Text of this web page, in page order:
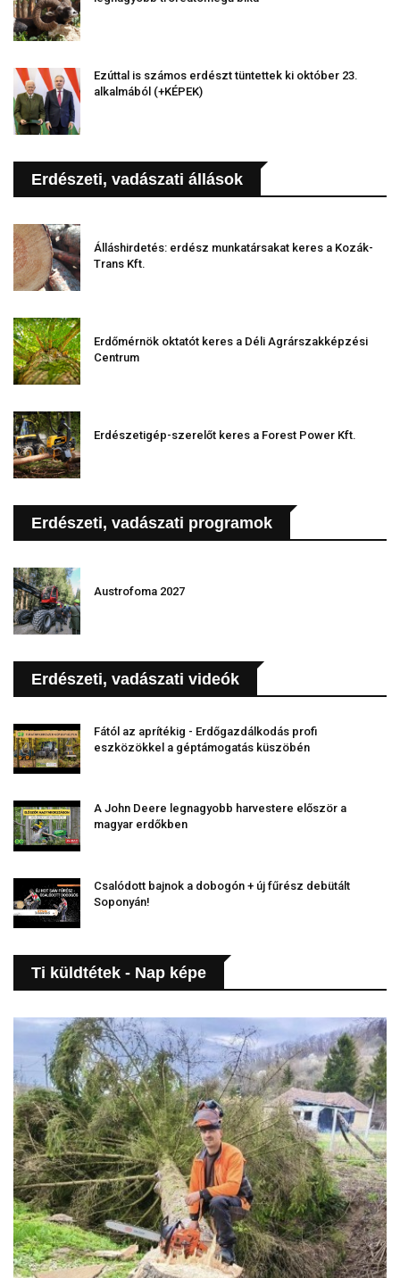
Ezúttal is számos erdészt tüntettek ki október 23.
alkalmából (+KÉPEK)
Erdészeti, vadászati állások
Álláshirdetés: erdész munkatársakat keres a Kozák-
Trans Kft.
Erdőmérnök oktatót keres a Déli Agrárszakképzési
Centrum
Erdészetigép-szerelőt keres a Forest Power Kft.
Erdészeti, vadászati programok
Austrofoma 2027
Erdészeti, vadászati videók
Fától az aprítékig - Erdőgazdálkodás profi
eszközökkel a géptámogatás küszöbén
A John Deere legnagyobb harvestere először a
magyar erdőkben
Csalódott bajnok a dobogón + új fűrész debütált
Soponyán!
Ti küldtétek - Nap képe